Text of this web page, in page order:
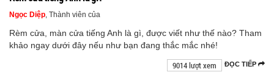
Ngọc Diệp , Thành viên của
Rèm cửa, màn cửa tiếng Anh là gì, được viết như thế nào? Tham
khảo ngay dưới đây nếu như bạn đang thắc mắc nhé!
ĐỌC TIẾP
9014 lượt xem